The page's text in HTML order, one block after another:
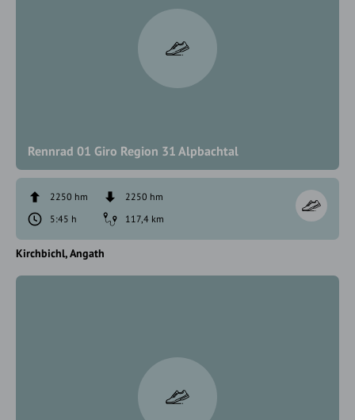
Rennrad 01 Giro Region 31 Alpbachtal
2250 hm
2250 hm
5:45 h
117,4 km
Kirchbichl Angath